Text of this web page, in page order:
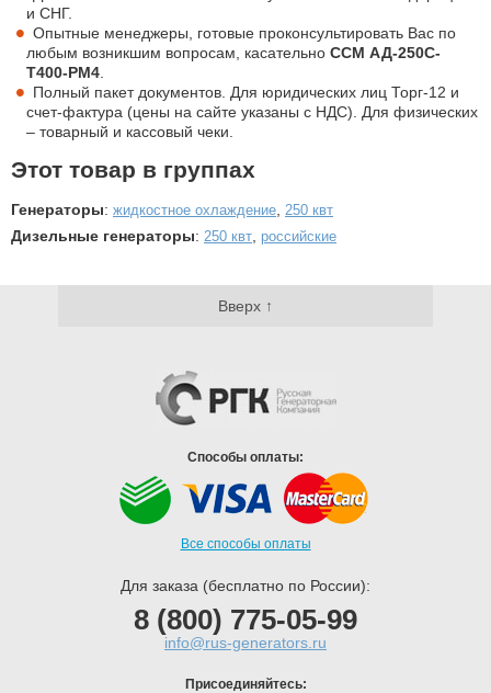
и СНГ.
Опытные менеджеры, готовые проконсультировать Вас по
любым возникшим вопросам, касательно ССМ АД-250С-
Т400-РМ4
Полный пакет документов. Для юридических лиц Торг-12 и
счет-фактура (цены на сайте указаны с НДС). Для физических
– товарный и кассовый чеки.
Этот товар в группах
Генераторы: жидкостное охлаждение 250 квт
Дизельные генераторы: 250 квт российские
Вверх ↑
Способы оплаты:
Все способы оплаты
Для заказа (бесплатно по России):
8 (800) 775-05-99
info@rus-generators.ru
Присоединяйтесь: